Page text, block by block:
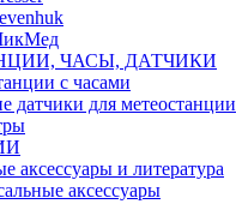
ЧАСЫ, ДАТЧИКИ
с часами
датчики для метеостанции
аксессуары и литература
аксессуары